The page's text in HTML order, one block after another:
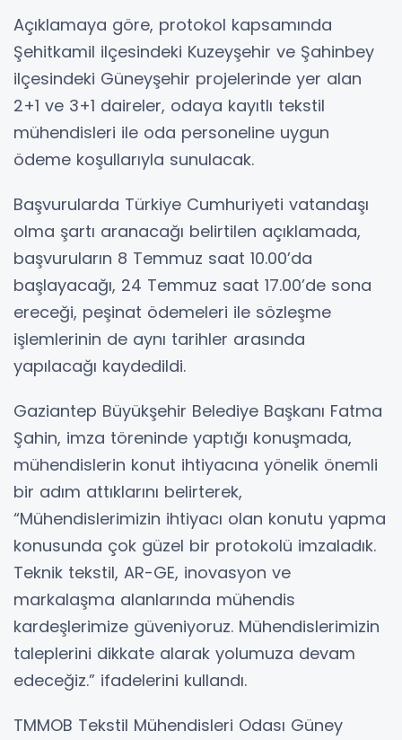
Açıklamaya göre, protokol kapsamında
Şehitkamil ilçesindeki Kuzeyşehir ve Şahinbey
ilçesindeki Güneyşehir projelerinde yer alan
2+1 ve 3+1 daireler, odaya kayıtlı tekstil
mühendisleri ile oda personeline uygun
ödeme koşullarıyla sunulacak.
Başvurularda Türkiye Cumhuriyeti vatandaşı
olma şartı aranacağı belirtilen açıklamada,
başvuruların 8 Temmuz saat 10.00’da
başlayacağı, 24 Temmuz saat 17.00’de sona
ereceği, peşinat ödemeleri ile sözleşme
işlemlerinin de aynı tarihler arasında
yapılacağı kaydedildi.
Gaziantep Büyükşehir Belediye Başkanı Fatma
Şahin, imza töreninde yaptığı konuşmada,
mühendislerin konut ihtiyacına yönelik önemli
bir adım attıklarını belirterek,
“Mühendislerimizin ihtiyacı olan konutu yapma
konusunda çok güzel bir protokolü imzaladık.
Teknik tekstil, AR-GE, inovasyon ve
markalaşma alanlarında mühendis
kardeşlerimize güveniyoruz. Mühendislerimizin
taleplerini dikkate alarak yolumuza devam
edeceğiz.” ifadelerini kullandı.
TMMOB Tekstil Mühendisleri Odası Güney